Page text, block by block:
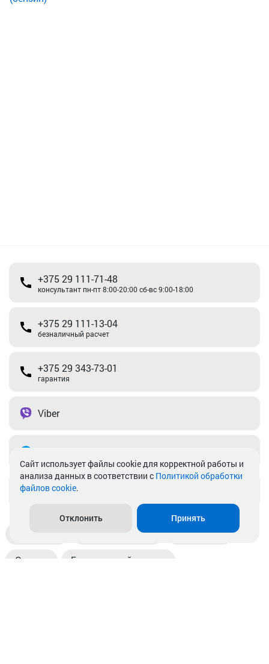
+375 29 111-71-48
консультант пн-пт 8:00-20:00 сб-вс 9:00-18:00
+375 29 111-13-04
безналичный расчет
+375 29 343-73-01
гарантия
Viber
info@akkamulik.by
Пункты выдачи Магазины
Оплата Безналичный расчет
Cайт использует файлы cookie для корректной работы и
анализа данных в соответствии с Политикой обработки
файлов cookie.
Отклонить Принять